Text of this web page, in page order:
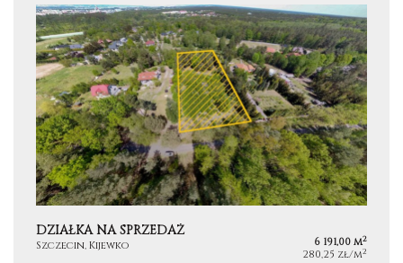
DZIAŁKA NA SPRZEDAŻ
Szczecin, Kijewko 6 191,00 m2
280,25 zł/m2